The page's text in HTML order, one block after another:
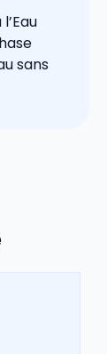
sans